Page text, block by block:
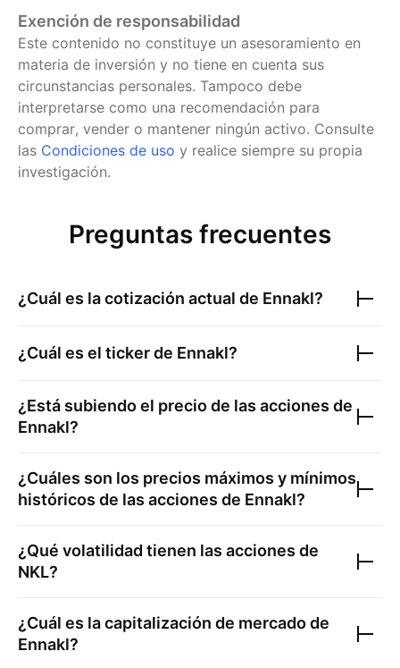
Exención de responsabilidad
Este contenido no constituye un asesoramiento en
materia de inversión y no tiene en cuenta sus
circunstancias personales. Tampoco debe
interpretarse como una recomendación para
comprar, vender o mantener ningún activo. Consulte
las Condiciones de uso y realice siempre su propia
investigación.
Preguntas frecuentes
¿Cuál es la cotización actual de Ennakl?
¿Cuál es el ticker de Ennakl?
¿Está subiendo el precio de las acciones de
Ennakl?
¿Cuáles son los precios máximos y mínimos
históricos de las acciones de Ennakl?
¿Qué volatilidad tienen las acciones de
NKL?
¿Cuál es la capitalización de mercado de
Ennakl?